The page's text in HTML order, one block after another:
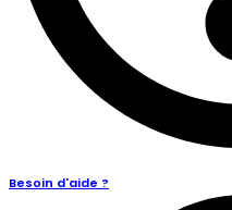
Besoin d'aide ?